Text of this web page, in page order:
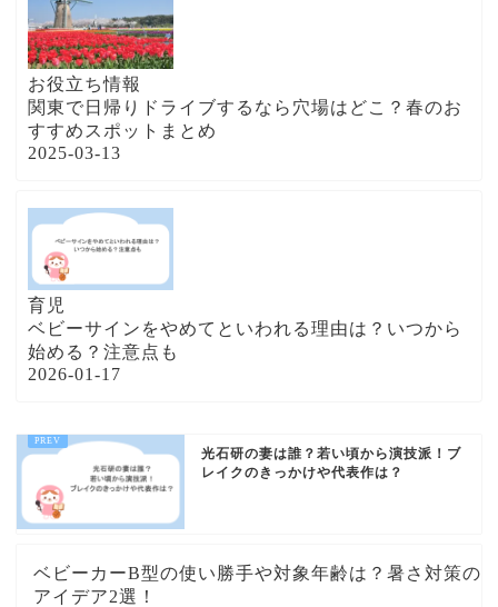
お役立ち情報
関東で日帰りドライブするなら穴場はどこ？春のお
すすめスポットまとめ
2025-03-13
育児
ベビーサインをやめてといわれる理由は？いつから
始める？注意点も
2026-01-17
光石研の妻は誰？若い頃から演技派！ブ
レイクのきっかけや代表作は？
ベビーカーB型の使い勝手や対象年齢は？暑さ対策の
アイデア2選！